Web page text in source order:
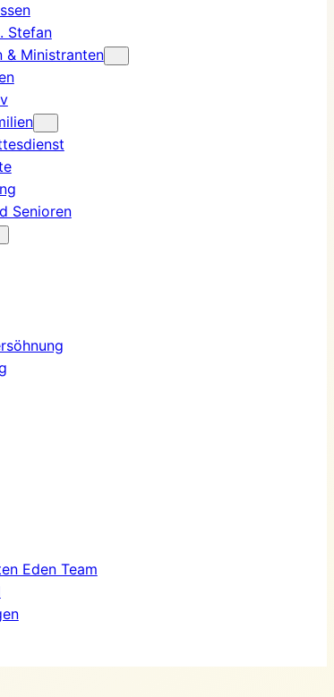
Stefan
& Ministranten
Senioren
Eden Team